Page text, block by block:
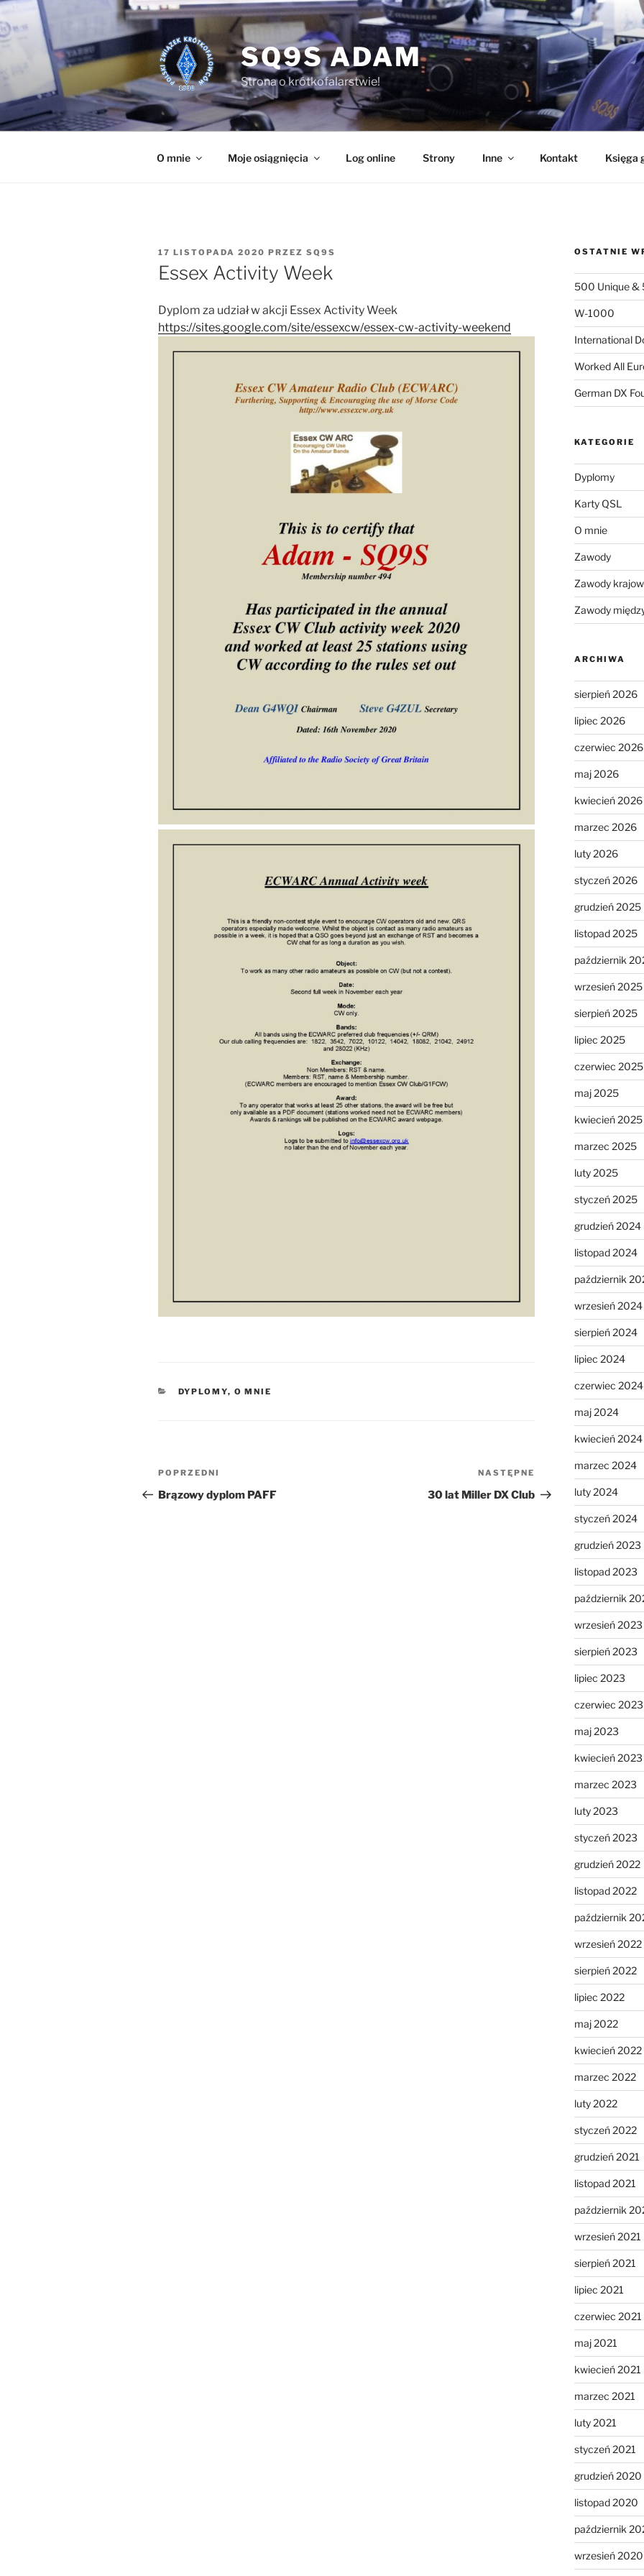
Przejdź
do
treści
SQ9S ADAM
Strona o krótkofalarstwie!
O mnie Moje osiągnięcia Log online Strony Inne Kontakt Księga
OPUBLIKOWANE
W
17 LISTOPADA 2020 PRZEZ SQ9S
Essex Activity Week
Dyplom za udział w akcji Essex Activity Week
https://sites.google.com/site/essexcw/essex-cw-activity-weekend
KATEGORIE
DYPLOMY, O MNIE
Nawigacja
wpisu
Poprzedni
wpis
POPRZEDNI
Brązowy dyplom PAFF
wpis
NASTĘPNE
30 lat Miller DX Club
OSTATNIE
500 Unique &
W-1000
International
Worked All
German DX
KATEGORIE
Dyplomy
Karty QSL
O mnie
Zawody
Zawody
Zawody
ARCHIWA
sierpień 2026
lipiec 2026
czerwiec 2026
maj 2026
kwiecień 2026
marzec 2026
luty 2026
styczeń 2026
grudzień 2025
listopad 2025
październik
wrzesień 2025
sierpień 2025
lipiec 2025
czerwiec 2025
maj 2025
kwiecień 2025
marzec 2025
luty 2025
styczeń 2025
grudzień 2024
listopad 2024
październik
wrzesień 2024
sierpień 2024
lipiec 2024
czerwiec 2024
maj 2024
kwiecień 2024
marzec 2024
luty 2024
styczeń 2024
grudzień 2023
listopad 2023
październik
wrzesień 2023
sierpień 2023
lipiec 2023
czerwiec 2023
maj 2023
kwiecień 2023
marzec 2023
luty 2023
styczeń 2023
grudzień 2022
listopad 2022
październik
wrzesień 2022
sierpień 2022
lipiec 2022
maj 2022
kwiecień 2022
marzec 2022
luty 2022
styczeń 2022
grudzień 2021
listopad 2021
październik
wrzesień 2021
sierpień 2021
lipiec 2021
czerwiec 2021
maj 2021
kwiecień 2021
marzec 2021
luty 2021
styczeń 2021
grudzień 2020
listopad 2020
październik
wrzesień 2020